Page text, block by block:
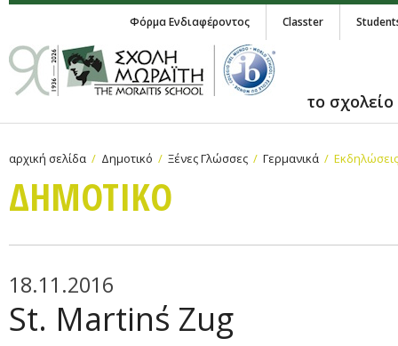
Φόρμα Ενδιαφέροντος Classter
το σχολείο
αρχική σελίδα Δημοτικό Ξένες Γλώσσες Γερμανικά
ΔΗΜΟΤΙΚΟ
18.11.2016
St. Martin΄s Zug